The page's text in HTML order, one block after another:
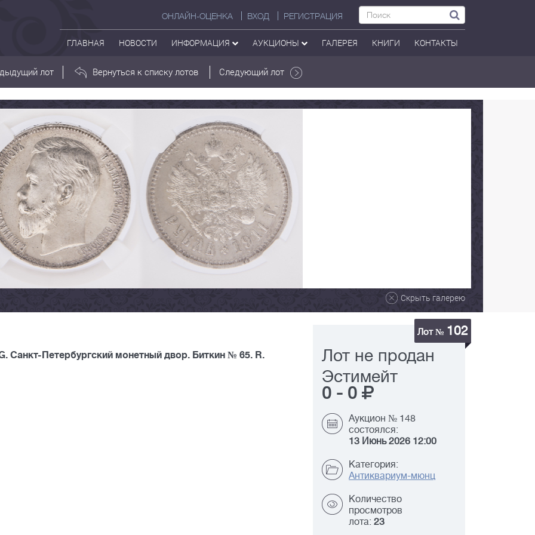
ОНЛАЙН-ОЦЕНКА ВХОД РЕГИСТРАЦИЯ
ГЛАВНАЯ НОВОСТИ ИНФОРМАЦИЯ АУКЦИОНЫ ГАЛЕРЕЯ КНИГИ КОНТАКТЫ
лот Вернуться к списку лотов Следующий лот
Скрыть галерею
Санкт-Петербургский монетный двор. Биткин № 65. R.
Лот № 102
Лот не продан
Эстимейт
0 - 0
Аукцион № 148
состоялся:
13 Июнь 2026 12:00
Категория:
Антиквариум-мюнц
Количество
просмотров
лота: 23